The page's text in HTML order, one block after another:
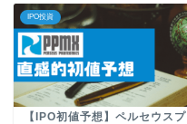
IPO投資
【IPO初値予想】ペルセウスプ